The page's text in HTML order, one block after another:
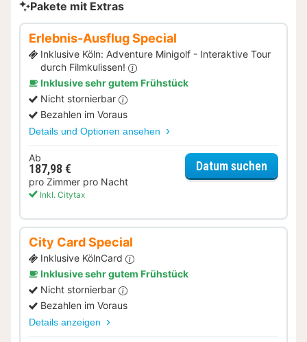
Pakete mit Extras
Erlebnis-Ausflug Special
Inklusive Köln: Adventure Minigolf - Interaktive Tour
durch Filmkulissen!
Inklusive sehr gutem Frühstück
Nicht stornierbar
Bezahlen im Voraus
Details und Optionen ansehen
Ab
187,98 €
pro Zimmer pro Nacht
Inkl. Citytax
Datum suchen
City Card Special
Inklusive KölnCard
Inklusive sehr gutem Frühstück
Nicht stornierbar
Bezahlen im Voraus
Details anzeigen